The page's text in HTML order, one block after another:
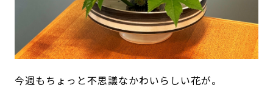
今週もちょっと不思議なかわいらしい花が。